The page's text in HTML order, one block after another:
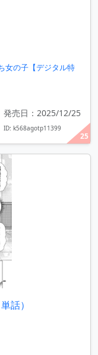
25
女の子【デジタル特
発売日：2025/12/25
ID: k568agotp11399
話）